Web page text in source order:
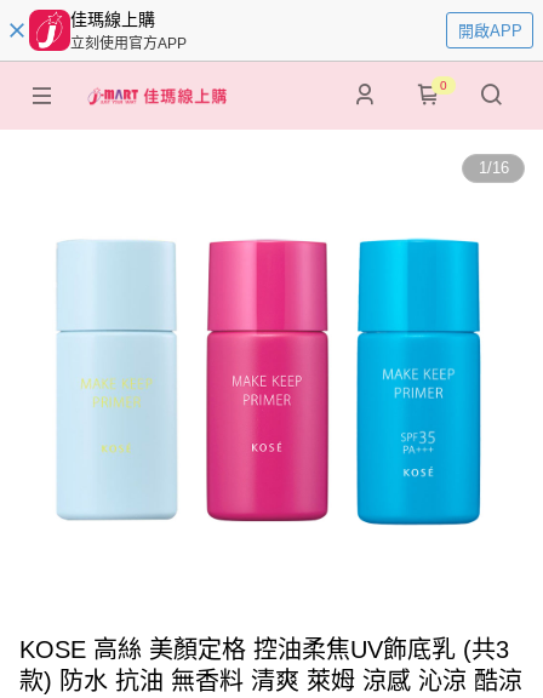
佳瑪線上購
立刻使用官方APP
開啟APP
0
1/16
KOSE 高絲 美顏定格 控油柔焦UV飾底乳 (共3
款) 防水 抗油 無香料 清爽 萊姆 涼感 沁涼 酷涼